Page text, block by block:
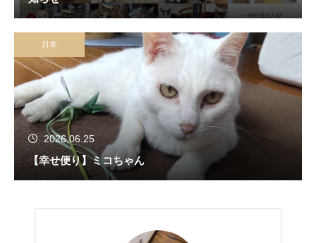
日常
2026.06.25
【幸せ便り】ミコちゃん